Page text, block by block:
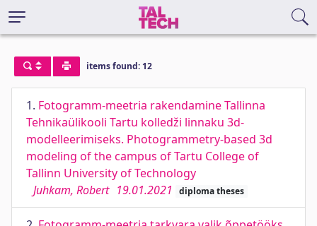
items found: 12
1. Fotogramm-meetria rakendamine Tallinna
Tehnikaülikooli Tartu kolledži linnaku 3d-
modelleerimiseks. Photogrammetry-based 3d
modeling of the campus of Tartu College of
Tallinn University of Technology
Juhkam, Robert 19.01.2021 diploma theses